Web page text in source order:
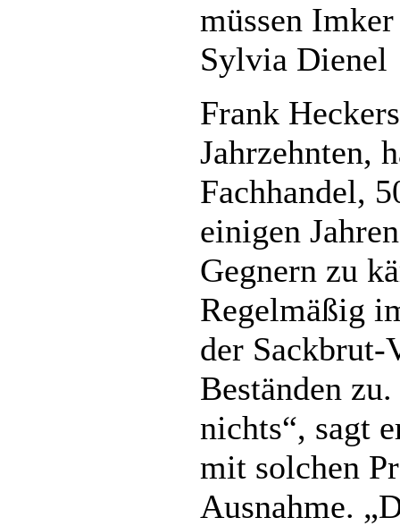
müssen
Sylvia Dienel
Frank
Jahrzehnten,
Fachhandel,
einigen
Gegnern zu
Regelmäßig
der Sackbrut-
Beständen
nichts“, sagt
mit solchen
Ausnahme.